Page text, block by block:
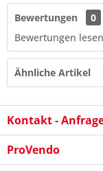
Bewertungen
0
Bewertungen
Ähnliche Artikel
Kontakt -
ProVendo